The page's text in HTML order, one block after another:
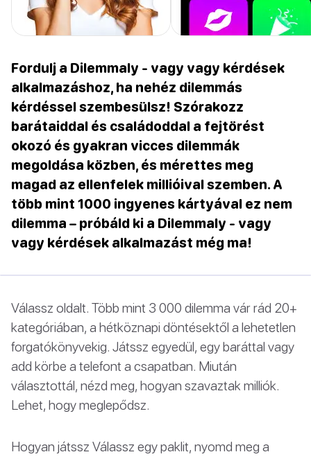
Fordulj a Dilemmaly - vagy vagy kérdések
alkalmazáshoz, ha nehéz dilemmás
kérdéssel szembesülsz! Szórakozz
barátaiddal és családoddal a fejtörést
okozó és gyakran vicces dilemmák
megoldása közben, és mérettes meg
magad az ellenfelek millióival szemben. A
több mint 1000 ingyenes kártyával ez nem
dilemma – próbáld ki a Dilemmaly - vagy
vagy kérdések alkalmazást még ma!
Válassz oldalt. Több mint 3 000 dilemma vár rád 20+
kategóriában, a hétköznapi döntésektől a lehetetlen
forgatókönyvekig. Játssz egyedül, egy baráttal vagy
add körbe a telefont a csapatban. Miután
választottál, nézd meg, hogyan szavaztak milliók.
Lehet, hogy meglepődsz.
Hogyan játssz Válassz egy paklit, nyomd meg a